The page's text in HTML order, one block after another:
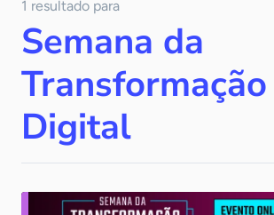
Notícias
1 resultado para
Semana da
Transformação
Digital